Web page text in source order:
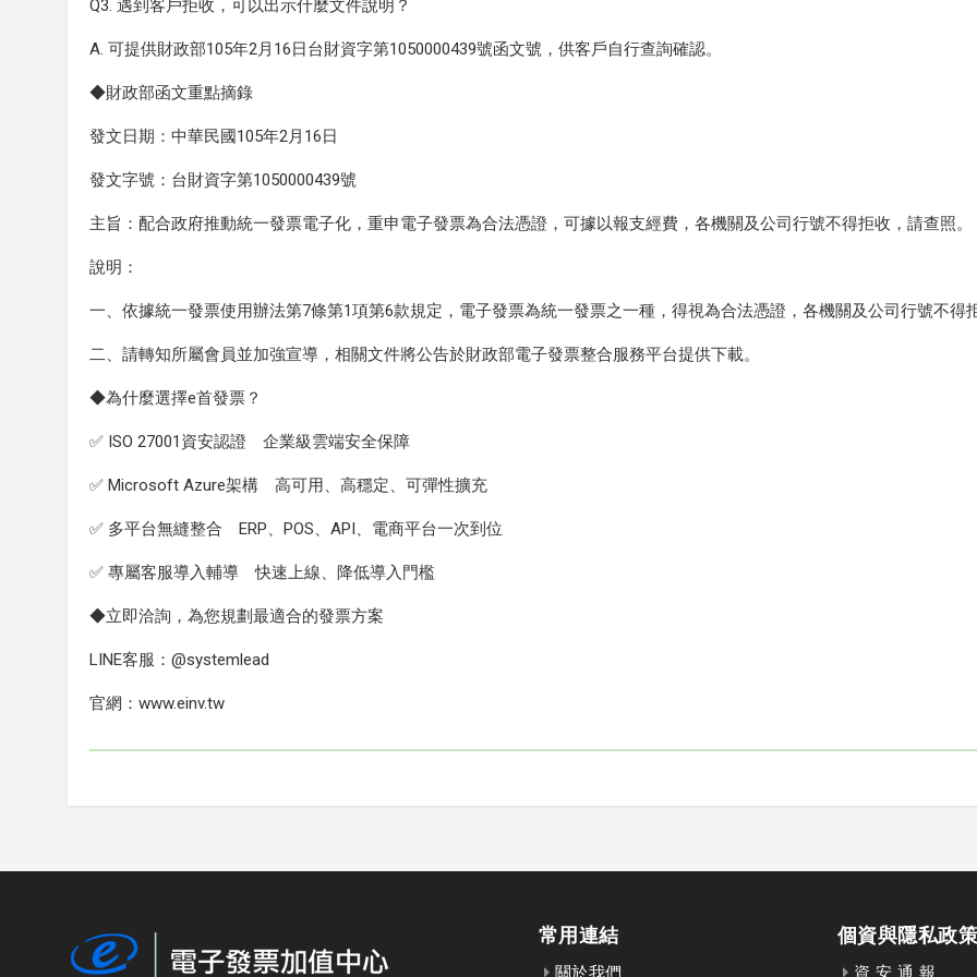
Q3. 遇到客戶拒收，可以出示什麼文件說明？
A. 可提供財政部105年2月16日台財資字第1050000439號函文號，供客戶自行查詢確認。
◆財政部函文重點摘錄
發文日期：中華民國105年2月16日
發文字號：台財資字第1050000439號
主旨：配合政府推動統一發票電子化，重申電子發票為合法憑證，可據以報支經費，各機關及公司行號不得拒收，請查照。
說明：
一、依據統一發票使用辦法第7條第1項第6款規定，電子發票為統一發票之一種，得視為合法憑證，各機關及公司行號不得
二、請轉知所屬會員並加強宣導，相關文件將公告於財政部電子發票整合服務平台提供下載。
◆為什麼選擇e首發票？
✅ ISO 27001資安認證 企業級雲端安全保障
✅ Microsoft Azure架構 高可用、高穩定、可彈性擴充
✅ 多平台無縫整合 ERP、POS、API、電商平台一次到位
✅ 專屬客服導入輔導 快速上線、降低導入門檻
◆立即洽詢，為您規劃最適合的發票方案
LINE客服：@systemlead
官網：www.einv.tw
常用連結
關於我們
個資與隱私政
資 安 通 報